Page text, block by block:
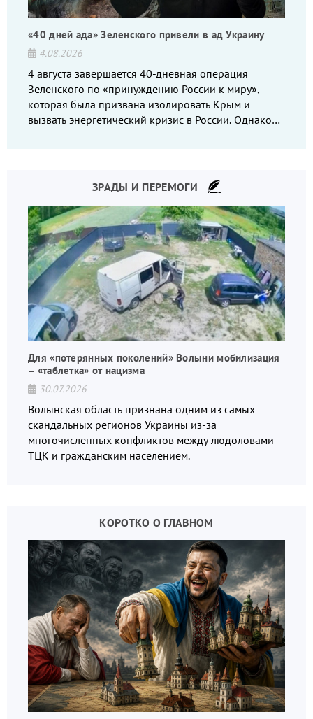
«40 дней ада» Зеленского привели в ад Украину
4.08.2026
4 августа завершается 40-дневная операция
Зеленского по «принуждению России к миру»,
которая была призвана изолировать Крым и
вызвать энергетический кризис в России. Однако
ЗРАДЫ И ПЕРЕМОГИ
Для «потерянных поколений» Волыни мобилизация
– «таблетка» от нацизма
30.07.2026
Волынская область признана одним из самых
скандальных регионов Украины из-за
многочисленных конфликтов между людоловами
ТЦК и гражданским населением.
КОРОТКО О ГЛАВНОМ